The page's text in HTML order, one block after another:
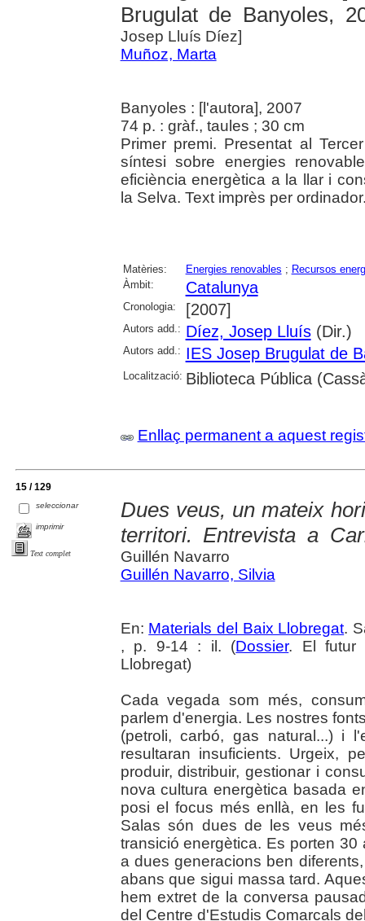
Brugulat de Banyoles,
Josep Lluís Díez]
Muñoz, Marta
Banyoles : [l'autora], 2007
74 p. : gràf., taules ; 30 cm
Primer premi. Presentat al
síntesi sobre energies
eficiència energètica a la llar i
la Selva. Text imprès per
Matèries: Energies renovables ; Recursos
Àmbit:
Catalunya
Cronologia: [2007]
Autors add.: Díez, Josep Lluís(Dir.)
Autors add.: IES Josep Brugulat de
Localització: Biblioteca Pública
Enllaç permanent a aquest
15 / 129
seleccionar
imprimir
Text complet
Dues veus, un mateix
territori. Entrevista a
Guillén Navarro
Guillén Navarro, Silvia
En: Materials del Baix Llobregat.
, p. 9-14 : il. (Dossier. El futur
Llobregat)
Cada vegada som més,
parlem d'energia. Les nostres
(petroli, carbó, gas natural...) i
resultaran insuficients. Urgeix,
produir, distribuir, gestionar i
nova cultura energètica basada
posi el focus més enllà, en les
Salas són dues de les veus
transició energètica. Es porten
a dues generacions ben
abans que sigui massa tard.
hem extret de la conversa
del Centre d'Estudis Comarcals